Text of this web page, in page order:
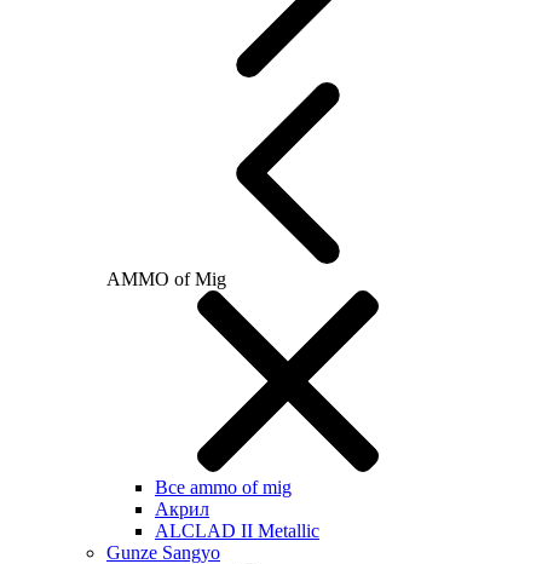
AMMO of Mig
Все ammo of mig
Акрил
ALCLAD II Metallic
Gunze Sangyo